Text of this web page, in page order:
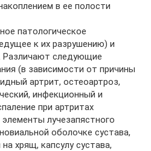
в ее полости
патологическое
к их разрушению) и
Различают следующие
(в зависимости от причины
артрит, остеоартроз,
инфекционный и
при артритах
лучезапястного
оболочке сустава,
хрящ, капсулу сустава,